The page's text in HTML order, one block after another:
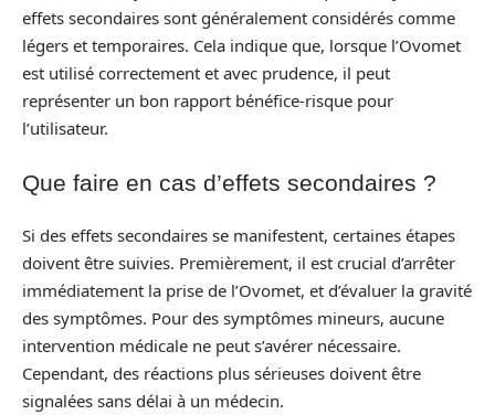
effets secondaires sont généralement considérés comme
légers et temporaires. Cela indique que, lorsque l’Ovomet
est utilisé correctement et avec prudence, il peut
représenter un bon rapport bénéfice-risque pour
l’utilisateur.
Que faire en cas d’effets secondaires ?
Si des effets secondaires se manifestent, certaines étapes
doivent être suivies. Premièrement, il est crucial d’arrêter
immédiatement la prise de l’Ovomet, et d’évaluer la gravité
des symptômes. Pour des symptômes mineurs, aucune
intervention médicale ne peut s’avérer nécessaire.
Cependant, des réactions plus sérieuses doivent être
signalées sans délai à un médecin.